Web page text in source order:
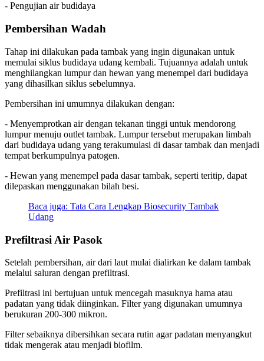
- Pengujian air budidaya
Pembersihan Wadah
Tahap ini dilakukan pada tambak yang ingin digunakan untuk
memulai siklus budidaya udang kembali. Tujuannya adalah untuk
menghilangkan lumpur dan hewan yang menempel dari budidaya
yang dihasilkan siklus sebelumnya.
Pembersihan ini umumnya dilakukan dengan:
- Menyemprotkan air dengan tekanan tinggi untuk mendorong
lumpur menuju outlet tambak. Lumpur tersebut merupakan limbah
dari budidaya udang yang terakumulasi di dasar tambak dan menjadi
tempat berkumpulnya patogen.
- Hewan yang menempel pada dasar tambak, seperti teritip, dapat
dilepaskan menggunakan bilah besi.
Baca juga: Tata Cara Lengkap Biosecurity Tambak
Udang
Prefiltrasi Air Pasok
Setelah pembersihan, air dari laut mulai dialirkan ke dalam tambak
melalui saluran dengan prefiltrasi.
Prefiltrasi ini bertujuan untuk mencegah masuknya hama atau
padatan yang tidak diinginkan. Filter yang digunakan umumnya
berukuran 200-300 mikron.
Filter sebaiknya dibersihkan secara rutin agar padatan menyangkut
tidak mengerak atau menjadi biofilm.